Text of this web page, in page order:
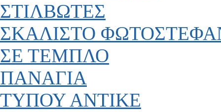
ΣΤΙΛΒΩΤΕΣ
ΣΚΑΛΙΣΤΟ
ΣΕ ΤΕΜΠΛΟ
ΠΑΝΑΓΙΑ
ΤΥΠΟΥ ΑΝΤΙΚΕ